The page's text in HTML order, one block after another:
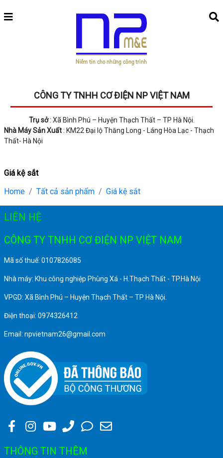
CÔNG TY TNHH CƠ ĐIỆN NP VIỆT NAM
Trụ sở: Xã Bình Phú – Huyện Thạch Thất – TP Hà Nội.
Nhà Máy Sản Xuất: KM22 Đại lộ Thăng Long - Láng Hòa Lạc - Thạch
Thất- Hà Nội
Giá kệ sắt
Home
Tất cả sản phẩm Giá kệ sắt
LIÊN HỆ
CÔNG TY TNHH CƠ ĐIỆN NP VIỆT NAM
Mã số thuế: 0107826085
Nhà máy: Khu công nghiệp Phùng Xá - H.Thạch Thất - TP.Hà Nội
VPGD: Xã Bình Phú – Huyện Thạch Thất – TP Hà Nội.
Điện thoại: 0974326412
Email: npvietnam26@gmail.com
THÔNG TIN THÊM